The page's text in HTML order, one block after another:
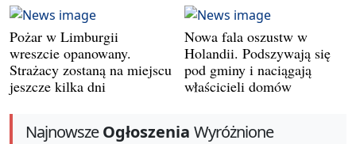
Pożar w Limburgii
wreszcie opanowany.
Strażacy zostaną na miejscu
jeszcze kilka dni
Nowa fala oszustw w
Holandii. Podszywają się
pod gminy i naciągają
właścicieli domów
NajnowszeOgłoszenia Wyróżnione